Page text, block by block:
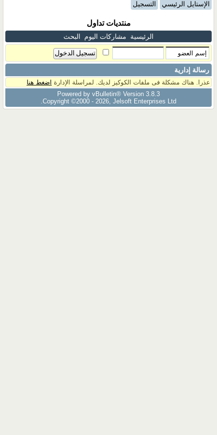
الإستايل الرئيسي التسجيل
منتديات تداول
الرئيسية مشاركات اليوم البحث
رسالة إدارية
عذرا. هناك مشكلة فى ملفات الكوكيز لديك. لمراسلة الإدارة اضغط هنا
Powered by vBulletin® Version 3.8.3
Copyright ©2000 - 2026, Jelsoft Enterprises Ltd.